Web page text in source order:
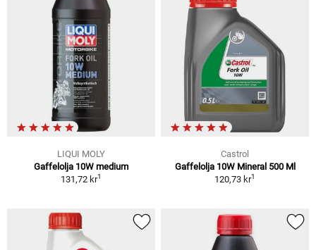
LIQUI MOLY
Gaffelolja 10W medium
131,72 kr1
Castrol
Gaffelolja 10W Mineral 500 Ml
120,73 kr1